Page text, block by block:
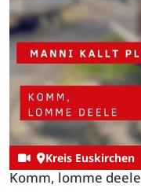
Kreis Euskirchen
Komm, lomme deele